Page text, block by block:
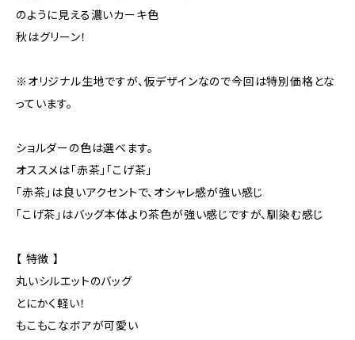
のように見える濃いカーキ色
秋はグリーン！
※オリジナル生地ですが、仮デザインなので今回は特別価格とな
っています。
ショルダーの色は選べます。
オススメは「赤茶」「こげ茶」
「赤茶」は良いアクセントで、オシャレ感が強い感じ
「こげ茶」はバッグ本体より茶色が強い感じですが、馴染む感じ
【 特徴 】
丸いシルエットのバッグ
とにかく軽い！
もこもこなボアが可愛い